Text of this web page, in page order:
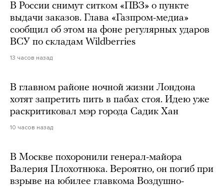
В России снимут ситком «ПВЗ» о пункте
выдачи заказов. Глава «Газпром-медиа»
сообщил об этом на фоне регулярных ударов
ВСУ по складам Wildberries
13 часов назад
В главном районе ночной жизни Лондона
хотят запретить пить в пабах стоя. Идею уже
раскритиковал мэр города Садик Хан
10 часов назад
В Москве похоронили генерал-майора
Валерия Плохотнюка. Вероятно, он погиб при
взрыве на юбилее главкома Воздушно-